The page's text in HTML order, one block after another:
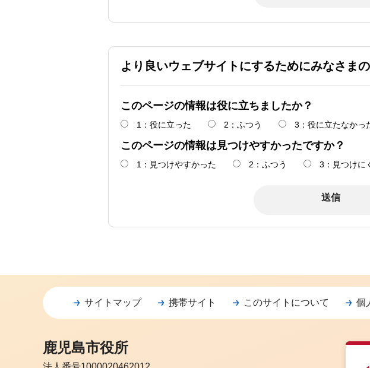
より良いウェブサイトにするためにみなさま
このページの情報は役に立ちましたか？
1：役に立った 2：ふつう 3：役に立たなかっ
このページの情報は見つけやすかったですか？
1：見つけやすかった 2：ふつう 3：見つけに
サイトマップ 携帯サイト このサイトについて 個
鹿児島市役所